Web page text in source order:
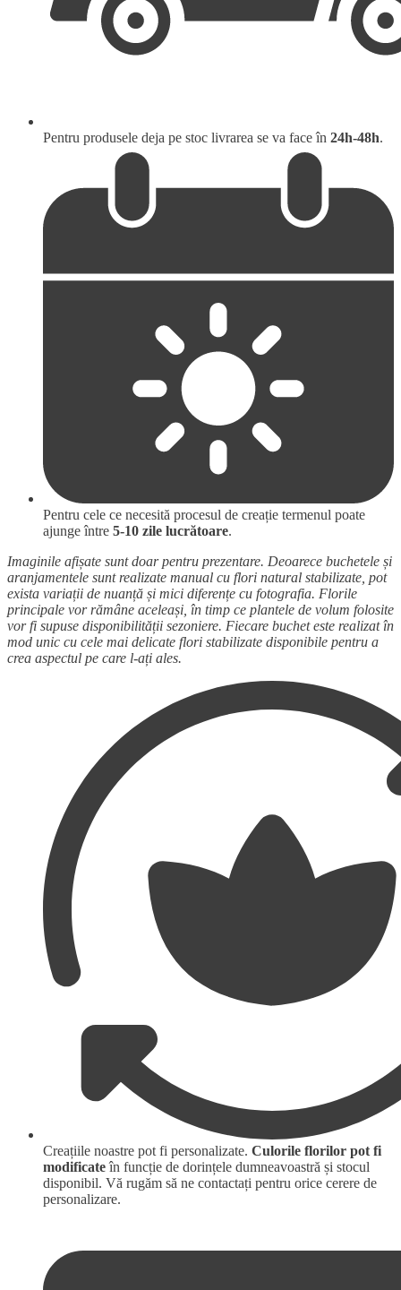
Pentru produsele deja pe stoc livrarea se va face în 24h-48h.
Pentru cele ce necesită procesul de creație termenul poate
ajunge între 5-10 zile lucrătoare.
Imaginile afișate sunt doar pentru prezentare. Deoarece buchetele și
aranjamentele sunt realizate manual cu flori natural stabilizate, pot
exista variații de nuanță și mici diferențe cu fotografia. Florile
principale vor rămâne aceleași, în timp ce plantele de volum folosite
vor fi supuse disponibilității sezoniere. Fiecare buchet este realizat în
mod unic cu cele mai delicate flori stabilizate disponibile pentru a
crea aspectul pe care l-ați ales.
Creațiile noastre pot fi personalizate. Culorile florilor pot fi
modificateîn funcție de dorințele dumneavoastră și stocul
disponibil. Vă rugăm să ne contactați pentru orice cerere de
personalizare.